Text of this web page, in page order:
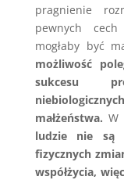
pragnienie
pewnych
mogłaby być
możliwość
sukcesu
małżeństwa. W
ludzie nie są
fizycznych
współżycia,